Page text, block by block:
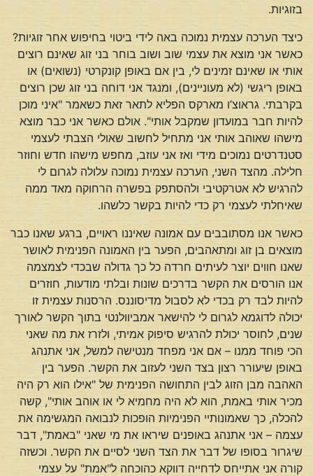
בזוגיות.
כיצד הערכה עצמית נמוכה באה לידי ביטוי בחיפוש אחר זוגיות?
כאשר אני מוצא את עצמי שוב ושוב בוחר בני זוג שאינם רוצים
אותי או שאינם זמינים לי, בין אם באופן קונקרטי (נשואים) או
באופן ריגשי (לא מעוניינים), ומנגד אני דוחה בני זוג שכן רוצים
בקרבתי. גראוצ’ו מארקס הפליא לתאר זאת כשאמר "איני מוכן
להיות חבר במועדון שמקבל אותי". אולם כאשר אני כבר מוצא
מישהו שאוהב אותי אני מתחיל לחשוב שאולי הצבתי לעצמי
סטנדרטים נמוכים מידי ואז אני עוזב, מחפש מישהו חדש וחוזר
חלילה. מהצד השני, הערכה עצמית נמוכה עלולה לגרום לי
להרגיש לא אטרקטיבי ולהסתפק בפשרה הרחוקה מאד ממה
שאיחלתי לעצמי רק כדי להיות בקשר כלשהו.
כאשר אנו מסתובבים עם אמונה שאיננו ראויים, ברגע שאנו כבר
מוצאים בן זוג ומתאהבים, הפער בין האמונה הפנימית לאושר
שאנו חווים יוצר לעיתים חרדה כל כך גדולה שבכדי לצמצמה
אנו הורסים את הקשר בדרכים שונות ובלתי מודעות, חוזרים
להיות לבד רק בכדי לא לסבול מדיסוננס. הרסנות עצמית זו
יכולה לדוגמא לגרום לי להישאר אמביוולנטי בתוך הקשר לאורך
שנים, לחוסר יכולת להרגיש סיפוק אמיתי, ולזרז את מה שאני
הכי פוחד ממנו – אם אני מפחד מנטישה למשל, אני אתנהג
באופן שיעורר רצון בצד השני לעזוב את הקשר. הפער בין
האהבה מבן הזוג לבין התחושה הפנימית של "אילו הוא רק היה
מכיר אותי באמת, הוא לא היה מחמיא לי או אוהב אותי", קשה
להכלה, כך שאמונותיי הפנימיות הופכות לנבואה המגשימה את
עצמה – אני אתנהג באופנים שיראו את מי שאני "באמת", דבר
שיגרור בסופו של דבר את הצד השני לסיים את הקשר. וכשזה
קורה אני אתייחס לדחייה דווקא כהוכחה ל"אמת" על עצמי